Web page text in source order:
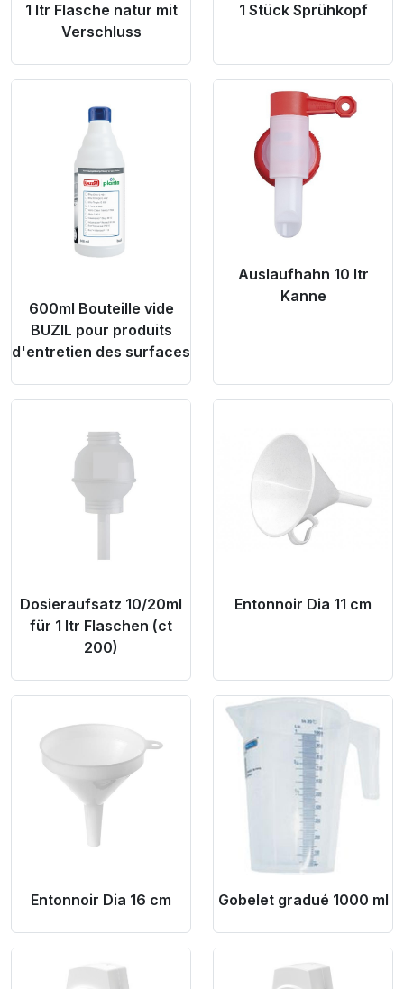
1 ltr Flasche natur mit
Verschluss
1 Stück Sprühkopf
Product Link
600ml Bouteille vide
BUZIL pour produits
d'entretien des surfaces
Product Link
Auslaufhahn 10 ltr
Kanne
Product Link
Dosieraufsatz 10/20ml
für 1 ltr Flaschen (ct
200)
Entonnoir Dia 11 cm
Product Link
Entonnoir Dia 16 cm
Product Link
Gobelet gradué 1000 ml
Product Link